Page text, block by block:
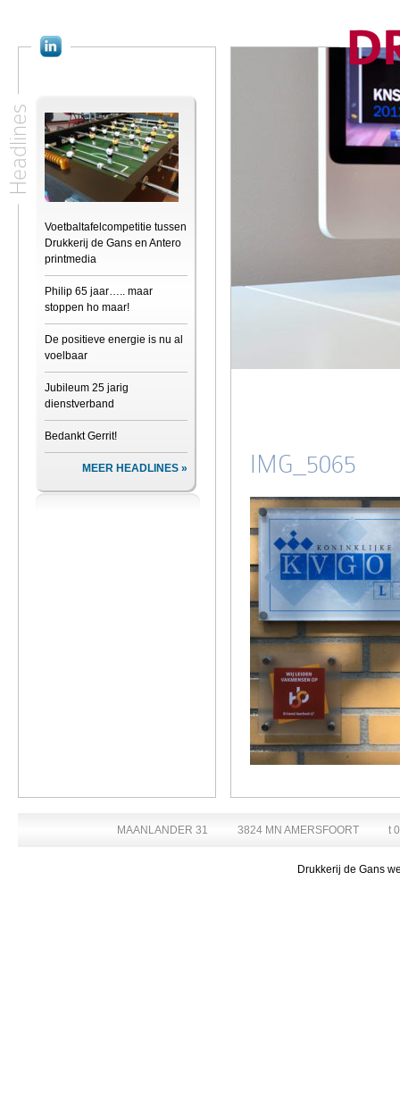
IMG_5065
Headlines
Voetbaltafelcompetitie tussen
Drukkerij de Gans en Antero
printmedia
Philip 65 jaar….. maar
stoppen ho maar!
De positieve energie is nu al
voelbaar
Jubileum 25 jarig
dienstverband
Bedankt Gerrit!
MEER HEADLINES
MAANLANDER 31 3824 MN AMERSFOORT t
Drukkerij de Gans